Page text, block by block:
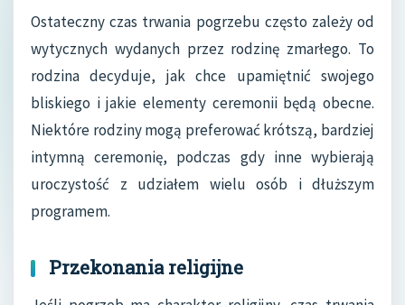
Ostateczny czas trwania pogrzebu często zależy od
wytycznych wydanych przez rodzinę zmarłego. To
rodzina decyduje, jak chce upamiętnić swojego
bliskiego i jakie elementy ceremonii będą obecne.
Niektóre rodziny mogą preferować krótszą, bardziej
intymną ceremonię, podczas gdy inne wybierają
uroczystość z udziałem wielu osób i dłuższym
programem.
Przekonania religijne